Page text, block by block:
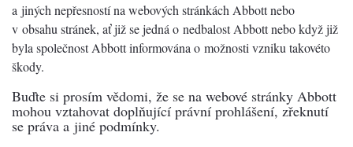
a jiných nepřesností na webových stránkách Abbott nebo
v obsahu stránek, ať již se jedná o nedbalost Abbott nebo když již
byla společnost Abbott informována o možnosti vzniku takovéto
škody.
Buďte si prosím vědomi, že se na webové stránky Abbott
mohou vztahovat doplňující právní prohlášení, zřeknutí
se práva a jiné podmínky.